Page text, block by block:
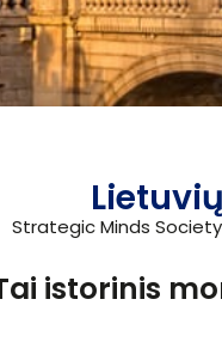
Strategic Minds
istorinis